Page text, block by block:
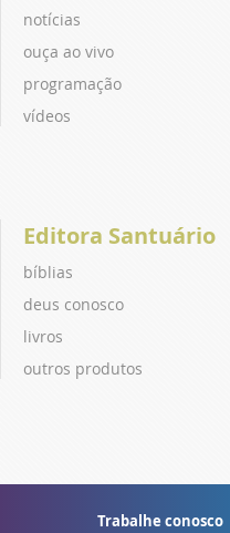
notícias
ouça ao vivo
programação
vídeos
Editora Santuário
bíblias
deus conosco
livros
outros produtos
Trabalhe conosco